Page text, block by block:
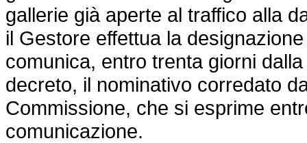
gallerie già aperte al traffico alla
il Gestore effettua la
comunica, entro trenta giorni
decreto, il nominativo corredato
Commissione, che si esprime
comunicazione.